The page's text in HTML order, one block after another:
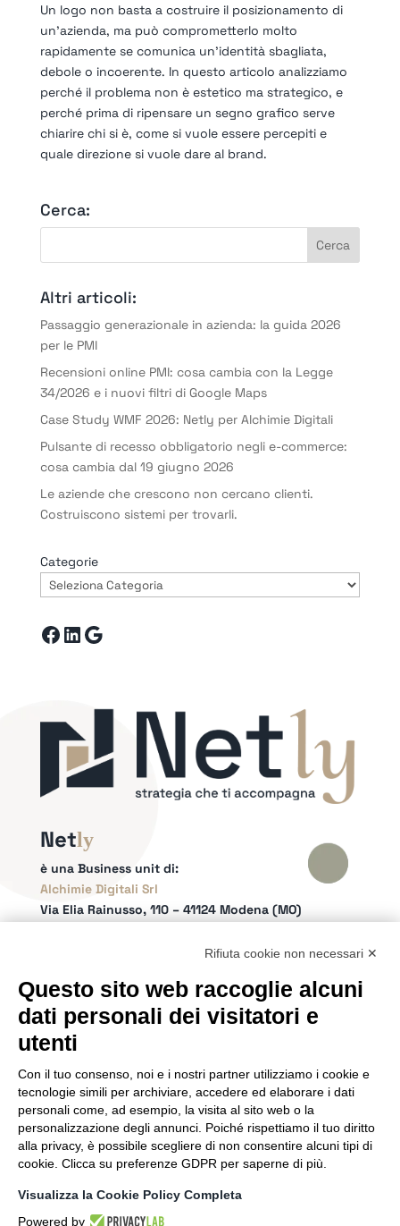
Un logo non basta a costruire il posizionamento di
un’azienda, ma può comprometterlo molto
rapidamente se comunica un’identità sbagliata,
debole o incoerente. In questo articolo analizziamo
perché il problema non è estetico ma strategico, e
perché prima di ripensare un segno grafico serve
chiarire chi si è, come si vuole essere percepiti e
quale direzione si vuole dare al brand.
Cerca:
Altri articoli:
Passaggio generazionale in azienda: la guida 2026
per le PMI
Recensioni online PMI: cosa cambia con la Legge
34/2026 e i nuovi filtri di Google Maps
Case Study WMF 2026: Netly per Alchimie Digitali
Pulsante di recesso obbligatorio negli e-commerce:
cosa cambia dal 19 giugno 2026
Le aziende che crescono non cercano clienti.
Costruiscono sistemi per trovarli.
Categorie
Facebook
LinkedIn
Google
Netly
è una Business unit di:
Alchimie Digitali Srl
Via Elia Rainusso, 110 – 41124 Modena (MO)
REA Modena 01/02/2005 N. 346879
Email:info@netly.it
PEC:alchimiedigitali@pec.adigitali.it
Sitemap
SEGUICI SUI SOCIAL
SIAMO PARTNER DI
Rifiuta cookie non necessari ✕
Questo sito web raccoglie alcuni
dati personali dei visitatori e
utenti
Con il tuo consenso, noi e i nostri partner utilizziamo i cookie e
tecnologie simili per archiviare, accedere ed elaborare i dati
personali come, ad esempio, la visita al sito web o la
personalizzazione degli annunci. Poiché rispettiamo il tuo diritto
alla privacy, è possibile scegliere di non consentire alcuni tipi di
cookie. Clicca su preferenze GDPR per saperne di più.
Visualizza la Cookie Policy Completa
Powered by